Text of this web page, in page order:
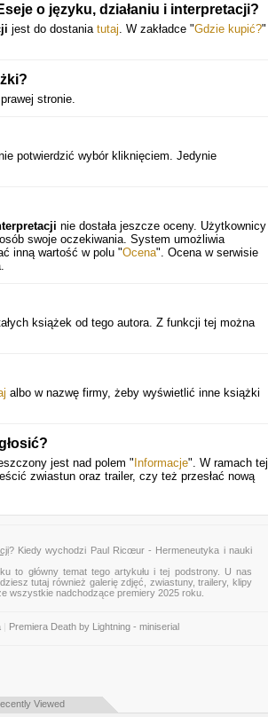
o języku, działaniu i interpretacji?
jest do dostania tutaj. W zakładce "Gdzie kupić?"
stronie.
potwierdzić wybór kliknięciem. Jedynie
nie dostała jeszcze oceny. Użytkownicy
swoje oczekiwania. System umożliwia
inną wartość w polu "Ocena". Ocena w serwisie
książek od tego autora. Z funkcji tej można
albo w nazwę firmy, żeby wyświetlić inne książki
jest nad polem " Informacje". W ramach tej
zwiastun oraz trailer, czy też przesłać nową
? Kiedy wychodzi Paul Ricœur - Hermeneutyka i nauki
to główny temat tego artykułu i tej podstrony. U nas
tutaj również galerię zdjęć, zwiastuny, trailery, klipy
wszystkie nadchodzące premiery 2025 roku.
Premiera Death by Lightning - miniserial
Viewed